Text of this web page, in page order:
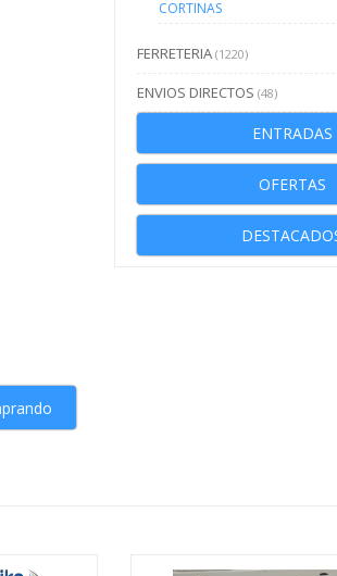
CORTINAS
FERRETERIA (1220)
ENVIOS DIRECTOS (48)
ENTRADAS
OFERTAS